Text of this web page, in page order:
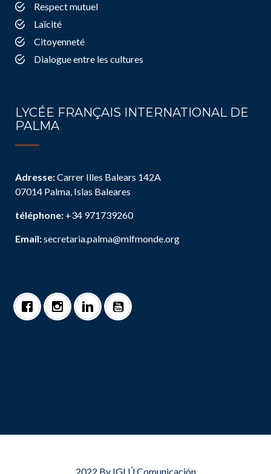
Respect mutuel
Laïcité
Citoyenneté
Dialogue entre les cultures
LYCÉE FRANÇAIS INTERNATIONAL DE
PALMA
Adresse:Carrer Illes Balears 142A
07014 Palma, Islas Baleares
téléphone: +34 971739260
Email:secretaria.palma@mlfmonde.org
2022 By IGLÚ Comunicación